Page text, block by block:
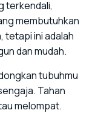
terkendali,
membutuhkan
tetapi ini adalah
dan mudah.
tubuhmu
Tahan
melompat.